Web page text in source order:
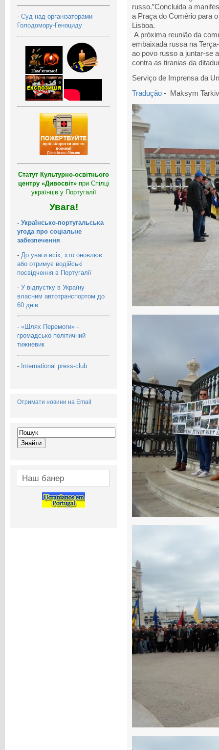
- Суд над організаторами
Голодомору-Геноциду
Статут Культурно-освітнього
центру «Дивосвіт» при Спілці
українців у Португалії
Увага!
- Українсько-португальська
угода про соціальне
забезпечення
- До уваги всіх, хто оновлює
або отримує водійські
посвідчення в Португалії
- У відпустку в Україну
власним автотранспортом до
60 днів
- «Шлях Перемоги» -
громадсько-політичний
тижневик
- International press-club
Отримати новини на Email
Наш банер
russo.”Concluida a
a Praça do Comério para
Lisboa.
A próxima reunião da
embaixada russa na
ao povo russo a juntar-se
contra as tiranias da
Serviço de Imprensa da
Tradução - Maksym